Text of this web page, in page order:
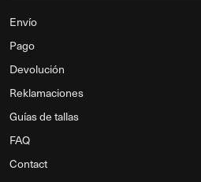
Envío
Pago
Devolución
Reklamaciones
Guías de tallas
FAQ
Contact